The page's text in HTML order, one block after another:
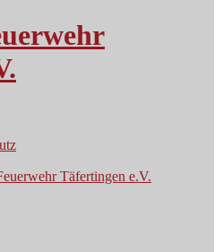
Täfertingen e.V.